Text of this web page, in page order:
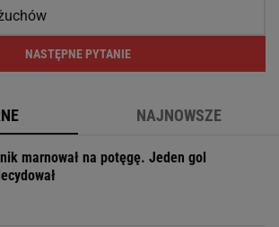
NASTĘPNE PYTANIE
NAJNOWSZE
marnował na potęgę. Jeden gol